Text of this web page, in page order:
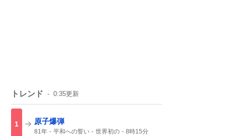
トレンド 0:35更新
1 原子爆弾
81年 平和への誓い 世界初の
8時15分